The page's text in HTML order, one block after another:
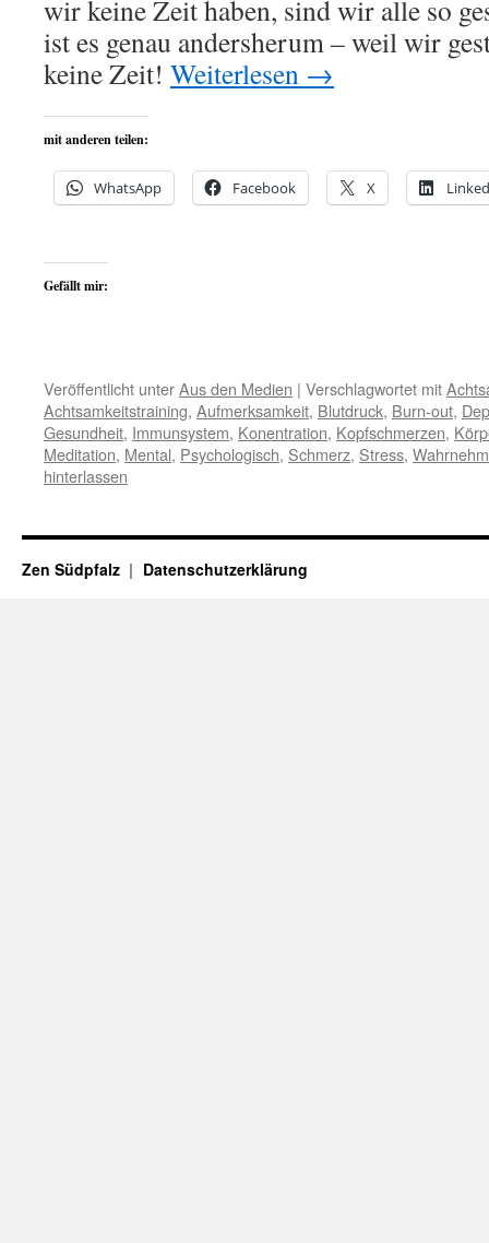
wir keine Zeit haben, sind wir alle so
ist es genau andersherum – weil wir
keine Zeit! Weiterlesen →
mit anderen teilen:
WhatsApp Facebook X
Gefällt mir:
Veröffentlicht unterAus den Medien | Verschlagwortet mit
Achtsamkeitstraining, Aufmerksamkeit, Blutdruck, Burn-out,
Gesundheit, Immunsystem, Konentration, Kopfschmerzen,
Meditation, Mental, Psychologisch, Schmerz, Stress,
hinterlassen
Zen Südpfalz Datenschutzerklärung